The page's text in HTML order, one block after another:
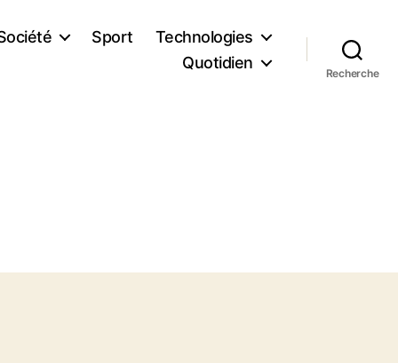
Sport
Technologies
Quotidien
Recherche